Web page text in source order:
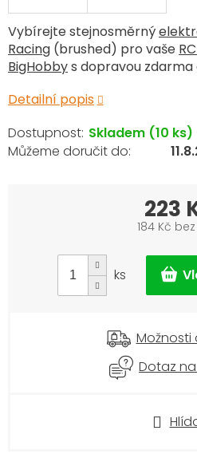
Vybírejte stejnosměrný
Racing (brushed) pro vaše
BigHobbys dopravou zdarma
Detailní popis
Skladem (10 ks)
223
184 Kč bez
ks
Dotaz